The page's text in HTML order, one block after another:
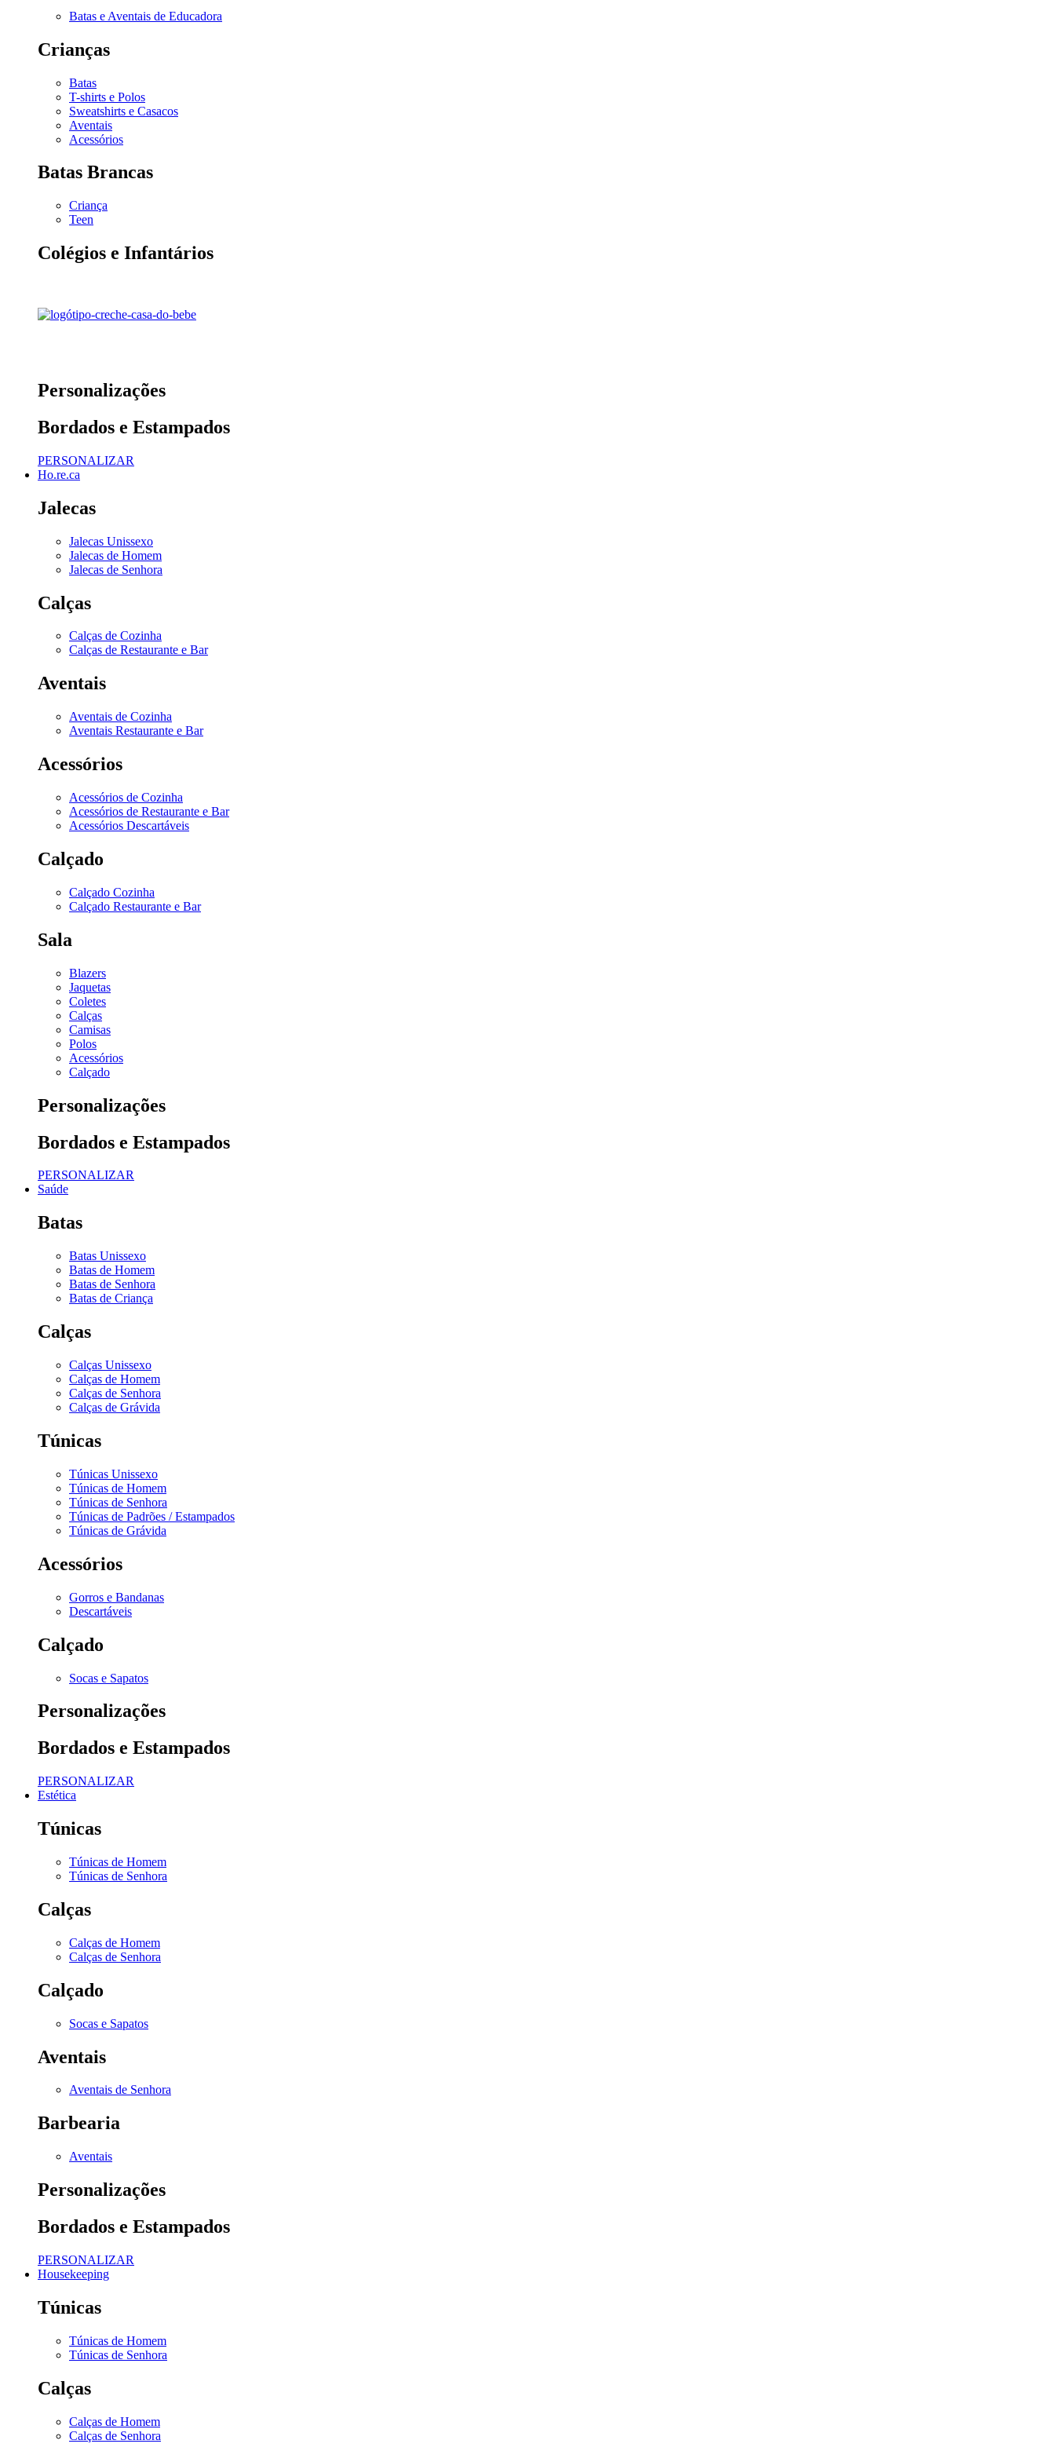
Batas e Aventais de Educadora
Crianças
Batas
T-shirts e Polos
Sweatshirts e Casacos
Aventais
Acessórios
Batas Brancas
Criança
Teen
Colégios e Infantários
Personalizações
Bordados e Estampados
PERSONALIZAR
Ho.re.ca
Jalecas
Jalecas Unissexo
Jalecas de Homem
Jalecas de Senhora
Calças
Calças de Cozinha
Calças de Restaurante e Bar
Aventais
Aventais de Cozinha
Aventais Restaurante e Bar
Acessórios
Acessórios de Cozinha
Acessórios de Restaurante e Bar
Acessórios Descartáveis
Calçado
Calçado Cozinha
Calçado Restaurante e Bar
Sala
Blazers
Jaquetas
Coletes
Calças
Camisas
Polos
Acessórios
Calçado
Personalizações
Bordados e Estampados
PERSONALIZAR
Saúde
Batas
Batas Unissexo
Batas de Homem
Batas de Senhora
Batas de Criança
Calças
Calças Unissexo
Calças de Homem
Calças de Senhora
Calças de Grávida
Túnicas
Túnicas Unissexo
Túnicas de Homem
Túnicas de Senhora
Túnicas de Padrões / Estampados
Túnicas de Grávida
Acessórios
Gorros e Bandanas
Descartáveis
Calçado
Socas e Sapatos
Personalizações
Bordados e Estampados
PERSONALIZAR
Estética
Túnicas
Túnicas de Homem
Túnicas de Senhora
Calças
Calças de Homem
Calças de Senhora
Calçado
Socas e Sapatos
Aventais
Aventais de Senhora
Barbearia
Aventais
Personalizações
Bordados e Estampados
PERSONALIZAR
Housekeeping
Túnicas
Túnicas de Homem
Túnicas de Senhora
Calças
Calças de Homem
Calças de Senhora